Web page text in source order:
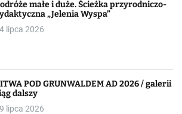
małe i duże. Ścieżka przyrodniczo-
„Jelenia Wyspa”
lipca 2026
POD GRUNWALDEM AD 2026 / galerii
dalszy
lipca 2026